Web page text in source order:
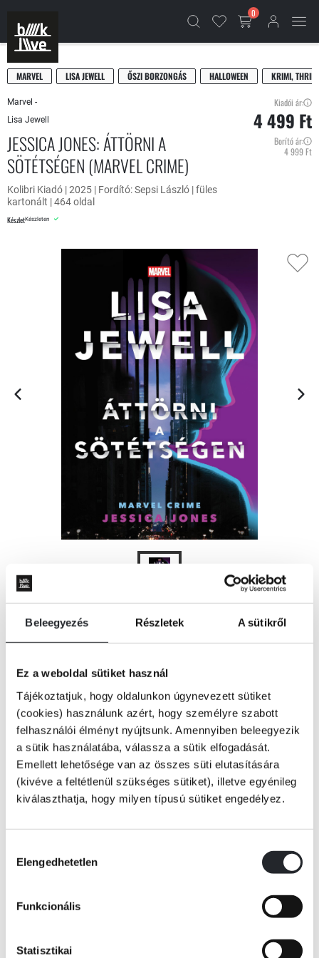
Beleegyezés Részletek A sütikről
Ez a weboldal sütiket használ
Tájékoztatjuk, hogy oldalunkon úgynevezett sütiket
(cookies) használunk azért, hogy személyre szabott
felhasználói élményt nyújtsunk. Amennyiben beleegyezik
a sütik használatába, válassza a sütik elfogadását.
Emellett lehetősége van az összes süti elutasítására
(kivéve a feltétlenül szükséges sütiket), illetve egyénileg
kiválaszthatja, hogy milyen típusú sütiket engedélyez.
kiválasztása
Elengedhetetlen
Funkcionális
Statisztikai
0
MARVEL LISA JEWELL ŐSZI BORZONGÁS HALLOWEEN KRIMI,
Marvel -
Lisa Jewell
JESSICA JONES: ÁTTÖRNI A
SÖTÉTSÉGEN (MARVEL CRIME)
Kolibri Kiadó | 2025 | Fordító: Sepsi László | füles
kartonált | 464 oldal
KészletKészleten
Kiadói ár:
4 499 Ft
Borító ár:
4 999 Ft
KOSÁRBA
Jessica Jones: visszavonult szuperhős, magányos farkas, a Pokol
Konyhájának magánnyomozója. Igyekezett csillogó, feszes rucis
bűnüldöző lenni, ám az nem vezetett semmihez – kimondhatatlan
traumákon kívül.
Azon a reggelen, amelyen egy aggódó édesanya keresi fel, Jessica
történt a gyerekeivel, amíg Angliában nyaraltak. Az ikrek egy Belle nevű
lány megszállottjaivá váltak, mintha nem lennének önmaguk – a bőrük
Jessica végül útnak indul. Felkeresi ezt a titokzatos Belle-t, valamint a
lány még titokzatosabb gondviselőjét, és megismerkedik velük. De vajon
Tovább
KÖNYV ADATAI
VIDEÓK